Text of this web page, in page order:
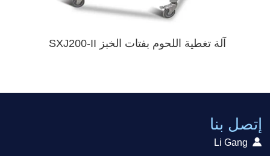
آلة تغطية اللحوم بفتات الخبز SXJ200-II
إتصل بنا
Li Gang